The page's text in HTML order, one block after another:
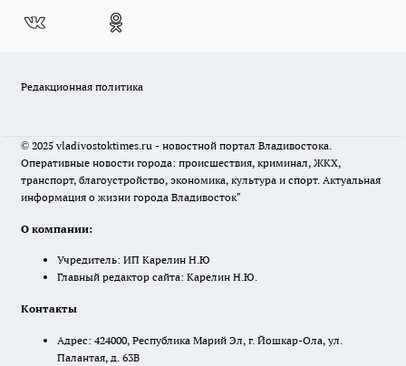
Редакционная политика
© 2025 vladivostoktimes.ru - новостной портал Владивостока.
Оперативные новости города: происшествия, криминал, ЖКХ,
транспорт, благоустройство, экономика, культура и спорт. Актуальная
информация о жизни города Владивосток"
О компании:
Учредитель: ИП Карелин Н.Ю
Главный редактор сайта: Карелин Н.Ю.
Контакты
Адрес: 424000, Республика Марий Эл, г. Йошкар-Ола, ул.
Палантая, д. 63В